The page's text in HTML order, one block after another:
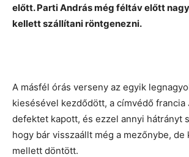
előtt. Parti András még féltáv előtt
kellett szállítani röntgenezni.
A másfél órás verseny az egyik
kiesésével kezdődött, a címvédő francia
defektet kapott, és ezzel annyi hátrányt
hogy bár visszaállt még a mezőnybe, de
mellett döntött.